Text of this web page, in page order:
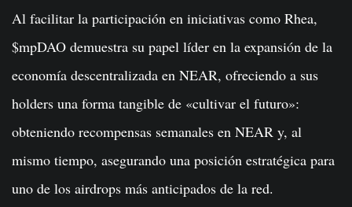
Al facilitar la participación en iniciativas como Rhea,
$mpDAO demuestra su papel líder en la expansión de la
economía descentralizada en NEAR, ofreciendo a sus
holders una forma tangible de «cultivar el futuro»:
obteniendo recompensas semanales en NEAR y, al
mismo tiempo, asegurando una posición estratégica para
uno de los airdrops más anticipados de la red.